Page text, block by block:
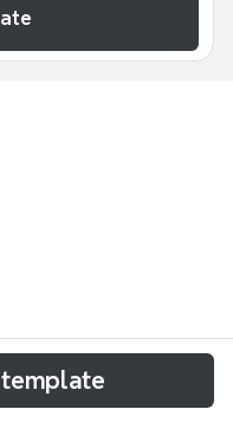
собой
почек,